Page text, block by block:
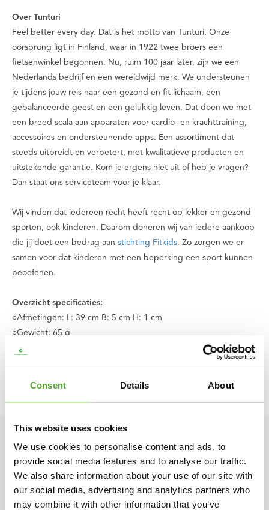
Consent Details About
This website uses cookies
We use cookies to personalise content and ads, to
provide social media features and to analyse our traffic.
We also share information about your use of our site with
our social media, advertising and analytics partners who
may combine it with other information that you’ve
Over Tunturi
Feel better every day. Dat is het motto van Tunturi. Onze
oorsprong ligt in Finland, waar in 1922 twee broers een
fietsenwinkel begonnen. Nu, ruim 100 jaar later, zijn we een
Nederlands bedrijf en een wereldwijd merk. We ondersteunen
je tijdens jouw reis naar een gezond en fit lichaam, een
gebalanceerde geest en een gelukkig leven. Dat doen we met
een breed scala aan apparaten voor cardio- en krachttraining,
accessoires en ondersteunende apps. Een assortiment dat
steeds uitbreidt en verbetert, met kwalitatieve producten en
uitstekende garantie. Kom je ergens niet uit of heb je vragen?
Dan staat ons serviceteam voor je klaar.
Wij vinden dat iedereen recht heeft recht op lekker en gezond
sporten, ook kinderen. Daarom doneren wij van iedere aankoop
die jij doet een bedrag aan stichting Fitkids. Zo zorgen we er
samen voor dat kinderen met een beperking een sport kunnen
beoefenen.
Overzicht specificaties:
○Afmetingen: L: 39 cm B: 5 cm H: 1 cm
○Gewicht: 65 g
○Materiaal: kunststof